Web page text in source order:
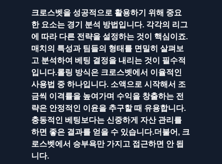
크로스벳을 성공적으로 활용하기 위해 중요
한 요소는 경기 분석 방법입니다. 각각의 리그
에 따라 다른 전략을 설정하는 것이 핵심이죠.
매치의 특성과 팀들의 형태를 면밀히 살펴보
고 분석하여 베팅 결정을 내리는 것이 필수적
입니다.롤링 방식은 크로스벳에서 이율적인
사용법 중 하나입니다. 소액으로 시작해서 조
금씩 이격률을 높여가며 수익을 창출하는 전
략은 안정적인 이윤을 추구할 때 유용합니다.
충동적인 베팅보다는 신중하게 자산 관리를
하면 좋은 결과를 얻을 수 있습니다.더불어, 크
로스벳에서 승부욕만 가지고 접근하면 안 됩
니다.